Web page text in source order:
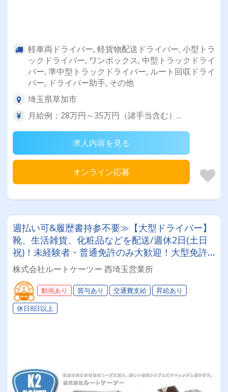
軽車両ドライバー, 軽貨物配送ドライバー, 小型トラ
ックドライバー, ワンボックス, 中型トラックドライ
バー, 準中型トラックドライバー, ルート回収ドライ
バー, ドライバー助手, その他
埼玉県草加市
月給例：28万円～35万円（諸手当含む）...
求人内容を見る
オンライン応募
週払い可&履歴書持参不要≫【大型ドライバー】
靴、生活雑貨、化粧品などを配送/週休2日(土日
祝)！未経験者・普通免許のみ大歓迎！大型免許
取得時は50%費用補助制度も有★インセン・賞
与・勤続給・子ども手当など待遇充実
株式会社ルートケーツー 西埼玉営業所
動画あり 賞与あり 交通費支給
昇給あり
休日8日以上